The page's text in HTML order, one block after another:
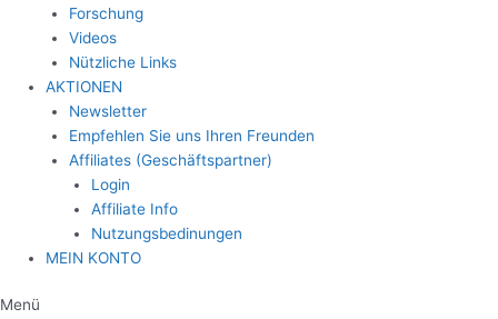
Forschung
Videos
Nützliche Links
AKTIONEN
Newsletter
Empfehlen Sie uns Ihren Freunden
Affiliates (Geschäftspartner)
Login
Affiliate Info
Nutzungsbedinungen
MEIN KONTO
Menü